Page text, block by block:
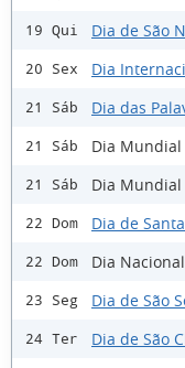
19 Qui Dia de São
20 Sex Dia
21 Sáb Dia das
21 Sáb Dia
21 Sáb Dia
22 Dom Dia de
22 Dom Dia
23 Seg Dia de São
24 Ter
Dia de São